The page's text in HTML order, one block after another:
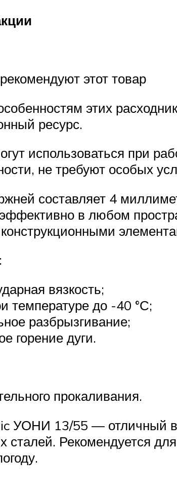
этот товар
этих
ресурс.
использоваться при
не требуют особых
составляет 4
в любом
вязкость;
температуре до -40 °С;
разбрызгивание;
горение дуги.
прокаливания.
УОНИ 13/55 — отличный
сталей. Рекомендуется